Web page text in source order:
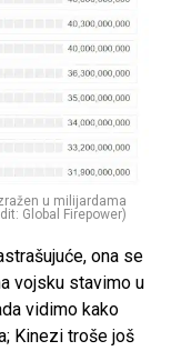
u milijardama
Global Firepower)
ona se
vojsku stavimo u
vidimo kako
Kinezi troše još